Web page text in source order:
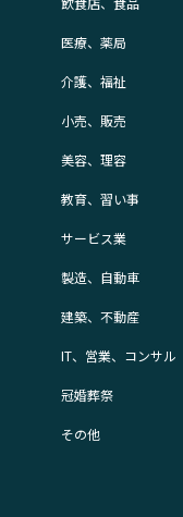
医療、薬局
介護、福祉
小売、販売
美容、理容
教育、習い事
サービス業
製造、自動車
建築、不動産
IT、営業、コンサル
冠婚葬祭
その他